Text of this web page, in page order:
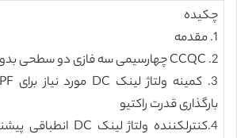
چکیده
1. مقدمه
2. CCQC چهارسیمی سه فازی دو سطحی بدون ترانسفرمر
بارگذاری قدرت راکتیو